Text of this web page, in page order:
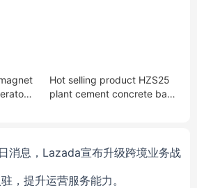
Hot selling product HZS25
plant cement concrete bat
消息，Lazada宣布升级跨境业务战
，提升运营服务能力。